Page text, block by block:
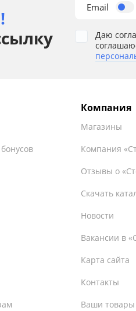
Email
Даю
Компания
Магазины
Компания
Отзывы о
Скачать
Новости
Вакансии в
Карта сайта
Контакты
Ваши